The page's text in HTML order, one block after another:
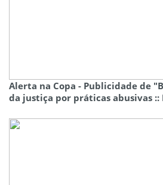
Alerta na Copa - Publicidade de
da justiça por práticas abusivas ::